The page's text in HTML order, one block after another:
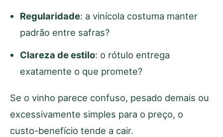
Regularidade: a vinícola costuma manter
padrão entre safras?
Clareza de estilo: o rótulo entrega
exatamente o que promete?
Se o vinho parece confuso, pesado demais ou
excessivamente simples para o preço, o
custo-benefício tende a cair.